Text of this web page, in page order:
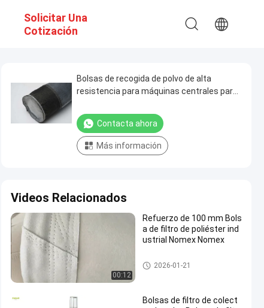
Solicitar Una
Cotización
Bolsas de recogida de polvo de alta
resistencia para máquinas centrales para
Contacta ahora
Más información
Videos Relacionados
00:12
Refuerzo de 100 mm Bols
a de filtro de poliéster ind
ustrial Nomex Nomex
bolsas de filtro de alta temper
atura
2026-01-21
Bolsas de filtro de colect